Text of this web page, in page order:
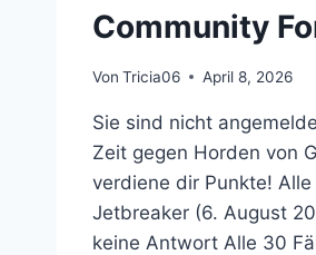
Community
Von Tricia06 April 8, 2026
Sie sind nicht
Zeit gegen Horden von
verdiene dir Punkte!
Jetbreaker (6. August
keine Antwort Alle 30